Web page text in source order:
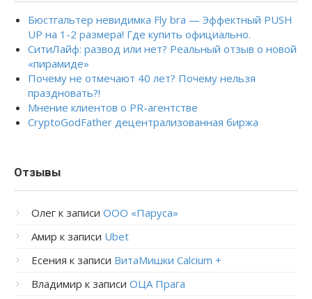
Бюстгальтер невидимка Fly bra — Эффектный PUSH
UP на 1-2 размера! Где купить официально.
СитиЛайф: развод или нет? Реальный отзыв о новой
«пирамиде»
Почему не отмечают 40 лет? Почему нельзя
праздновать?!
Мнение клиентов о PR-агентстве
CryptoGodFather децентрализованная биржа
Отзывы
Олег к записи ООО «Паруса»
Амир к записи Ubet
Есения к записи ВитаМишки Calcium +
Владимир к записи ОЦА Прага